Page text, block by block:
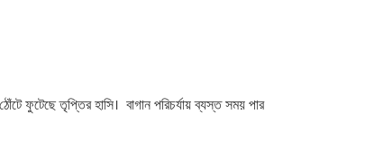
ফুটেছে তৃপ্তির হাসি। বাগান পরিচর্যায় ব্যস্ত সময় পার